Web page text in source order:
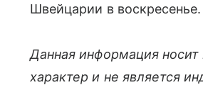
Швейцарии в воскресенье.
Данная информация
характер и не является